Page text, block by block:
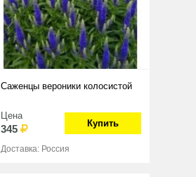
Саженцы вероники колосистой
Цена
345 Купить
Доставка: Россия